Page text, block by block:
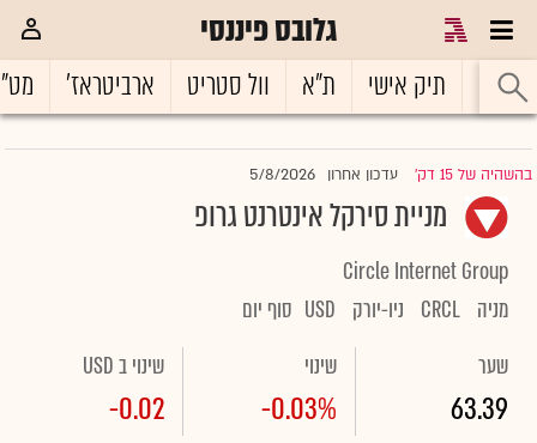
גלובס פיננסי
ראשי תיק אישי ת"א וול סטריט ארביטראז'
בהשהיה של 15 דק' |עדכון אחרון 5/8/2026
מניית סירקל אינטרנט גרופ
Circle Internet Group
מניה CRCL ניו-יורק USD סוף יום
שער
63.39
שינוי
-0.03%
שינוי ב USD
-0.02